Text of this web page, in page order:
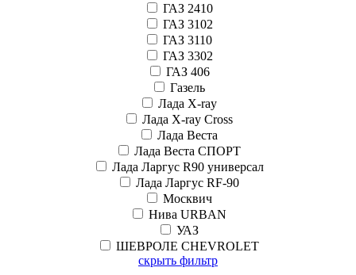
ГАЗ 2410
ГАЗ 3102
ГАЗ 3110
ГАЗ 3302
ГАЗ 406
Газель
Лада X-ray
Лада X-ray Cross
Лада Веста
Лада Веста СПОРТ
Лада Ларгус R90 универсал
Лада Ларгус RF-90
Москвич
Нива URBAN
УАЗ
ШЕВРОЛЕ CHEVROLET
скрыть фильтр